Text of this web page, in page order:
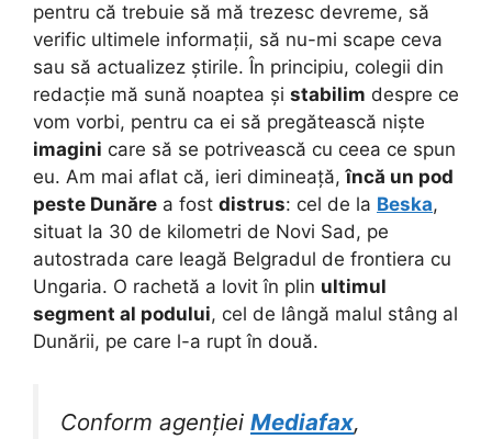
pentru că trebuie să mă trezesc devreme, să
verific ultimele informații, să nu-mi scape ceva
sau să actualizez știrile. În principiu, colegii din
redacție mă sună noaptea și stabilim despre ce
vom vorbi, pentru ca ei să pregătească niște
imagini care să se potrivească cu ceea ce spun
eu. Am mai aflat că, ieri dimineață,încă un pod
peste Dunăre a fost distrus: cel de la Beska,
situat la 30 de kilometri de Novi Sad, pe
autostrada care leagă Belgradul de frontiera cu
Ungaria. O rachetă a lovit în plin ultimul
segment al podului, cel de lângă malul stâng al
Dunării, pe care l-a rupt în două.
Conform agenției Mediafax,